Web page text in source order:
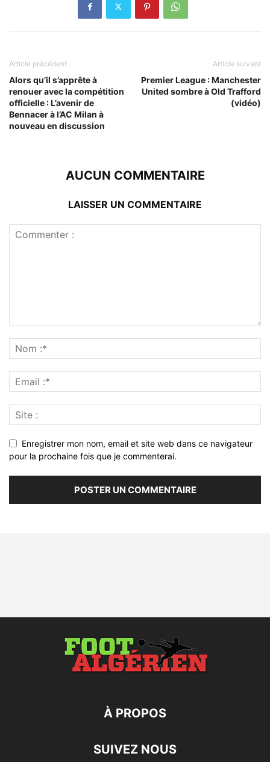
Article précédent
Alors qu’il s’apprête à
renouer avec la compétition
officielle : L’avenir de
Bennacer à l’AC Milan à
nouveau en discussion
Article suivant
Premier League : Manchester
United sombre à Old Trafford
(vidéo)
AUCUN COMMENTAIRE
LAISSER UN COMMENTAIRE
Enregistrer mon nom, email et site web dans ce navigateur
pour la prochaine fois que je commenterai.
À PROPOS
SUIVEZ NOUS